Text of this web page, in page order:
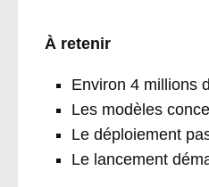
À retenir
Environ 4 millions
Les modèles
Le déploiement
Le lancement